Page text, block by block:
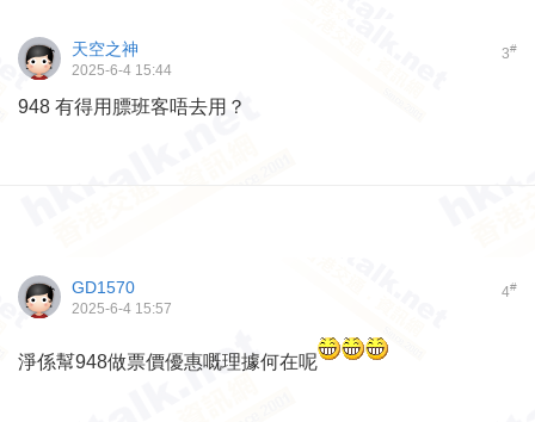
3#
天空之神
2025-6-4 15:44
948 有得用膘班客唔去用？
4#
GD1570
2025-6-4 15:57
淨係幫948做票價優惠嘅理據何在呢